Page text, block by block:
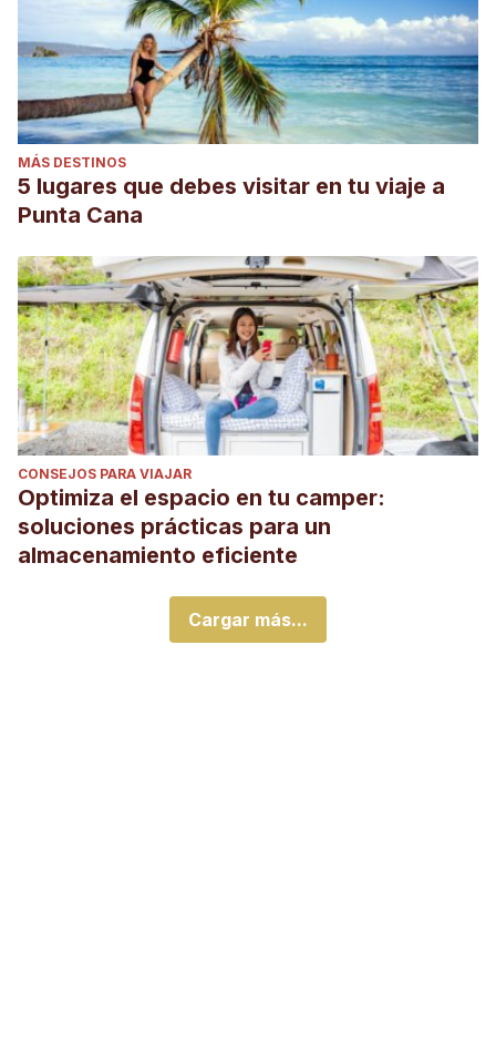
MÁS DESTINOS
5 lugares que debes visitar en tu viaje a
Punta Cana
CONSEJOS PARA VIAJAR
Optimiza el espacio en tu camper:
soluciones prácticas para un
almacenamiento eficiente
Cargar más...